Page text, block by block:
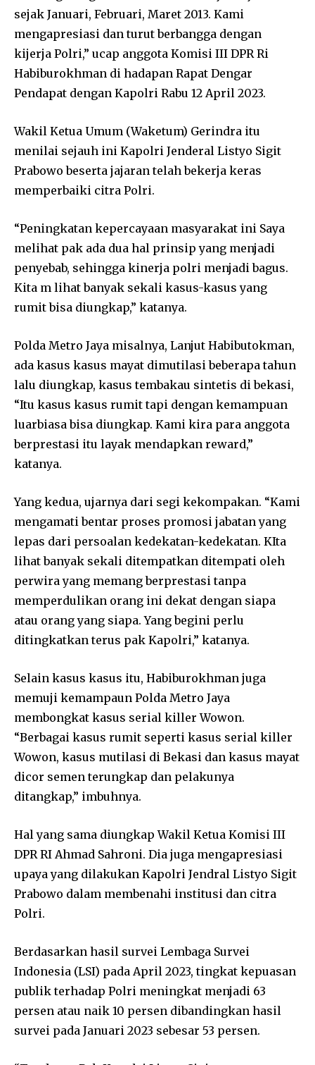
sejak Januari, Februari, Maret 2013. Kami
mengapresiasi dan turut berbangga dengan
kijerja Polri,” ucap anggota Komisi III DPR Ri
Habiburokhman di hadapan Rapat Dengar
Pendapat dengan Kapolri Rabu 12 April 2023.
Wakil Ketua Umum (Waketum) Gerindra itu
menilai sejauh ini Kapolri Jenderal Listyo Sigit
Prabowo beserta jajaran telah bekerja keras
memperbaiki citra Polri.
“Peningkatan kepercayaan masyarakat ini Saya
melihat pak ada dua hal prinsip yang menjadi
penyebab, sehingga kinerja polri menjadi bagus.
Kita m lihat banyak sekali kasus-kasus yang
rumit bisa diungkap,” katanya.
Polda Metro Jaya misalnya, Lanjut Habibutokman,
ada kasus kasus mayat dimutilasi beberapa tahun
lalu diungkap, kasus tembakau sintetis di bekasi,
“Itu kasus kasus rumit tapi dengan kemampuan
luarbiasa bisa diungkap. Kami kira para anggota
berprestasi itu layak mendapkan reward,”
katanya.
Yang kedua, ujarnya dari segi kekompakan. “Kami
mengamati bentar proses promosi jabatan yang
lepas dari persoalan kedekatan-kedekatan. KIta
lihat banyak sekali ditempatkan ditempati oleh
perwira yang memang berprestasi tanpa
memperdulikan orang ini dekat dengan siapa
atau orang yang siapa. Yang begini perlu
ditingkatkan terus pak Kapolri,” katanya.
Selain kasus kasus itu, Habiburokhman juga
memuji kemampaun Polda Metro Jaya
membongkat kasus serial killer Wowon.
“Berbagai kasus rumit seperti kasus serial killer
Wowon, kasus mutilasi di Bekasi dan kasus mayat
dicor semen terungkap dan pelakunya
ditangkap,” imbuhnya.
Hal yang sama diungkap Wakil Ketua Komisi III
DPR RI Ahmad Sahroni. Dia juga mengapresiasi
upaya yang dilakukan Kapolri Jendral Listyo Sigit
Prabowo dalam membenahi institusi dan citra
Polri.
Berdasarkan hasil survei Lembaga Survei
Indonesia (LSI) pada April 2023, tingkat kepuasan
publik terhadap Polri meningkat menjadi 63
persen atau naik 10 persen dibandingkan hasil
survei pada Januari 2023 sebesar 53 persen.